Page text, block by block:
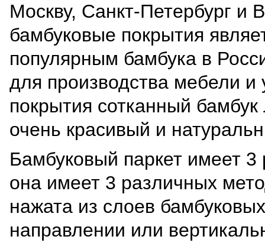
Москву, Санкт-Петербург и
бамбуковые покрытия
популярным бамбука в
для производства мебели
покрытия сотканный
очень красивый и
Бамбуковый паркет имеет 3
она имеет 3 различных
нажата из слоев
направлении или